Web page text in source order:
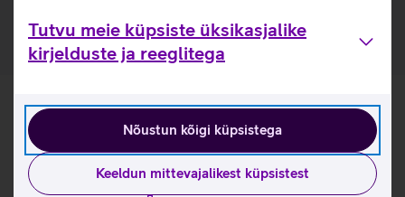
Tutvu meie küpsiste üksikasjalike
kirjelduste ja reeglitega
Nõustun kõigi küpsistega
Keeldun mittevajalikest küpsistest